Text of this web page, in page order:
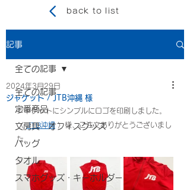
back to list
記事
全ての記事
定番商品
文房具・オフィスグッズ
バッグ
タオル
スマホグッズ・キーホルダー
全ての記事
ジャケット / JTB沖縄 様
2024年3月29日
ジャケットにシンプルにロゴを印刷しました。
〈 JTB沖縄 〉様、ご注文ありがとうございまし
た。